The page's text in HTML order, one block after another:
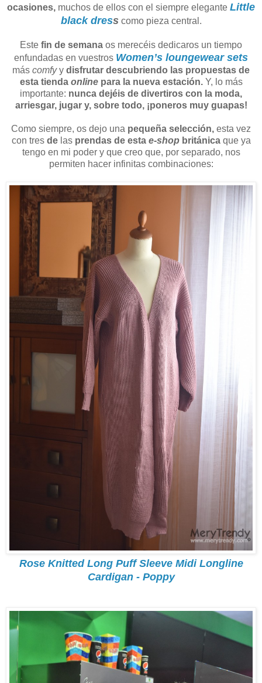
ocasiones, muchos de ellos con el siempre elegante Little
black dress como pieza central.
Este fin de semana os merecéis dedicaros un tiempo
enfundadas en vuestros Women’s loungewear sets
más comfyy disfrutar descubriendo las propuestas de
esta tienda online para la nueva estación.Y, lo más
importante: nunca dejéis de divertiros con la moda,
arriesgar, jugar y, sobre todo, ¡poneros muy guapas!
Como siempre, os dejo una pequeña selección, esta vez
con tres delas prendas de estae-shopbritánica que ya
tengo en mi poder y que creo que, por separado, nos
permiten hacer infinitas combinaciones:
Rose Knitted Long Puff Sleeve Midi Longline
Cardigan - Poppy